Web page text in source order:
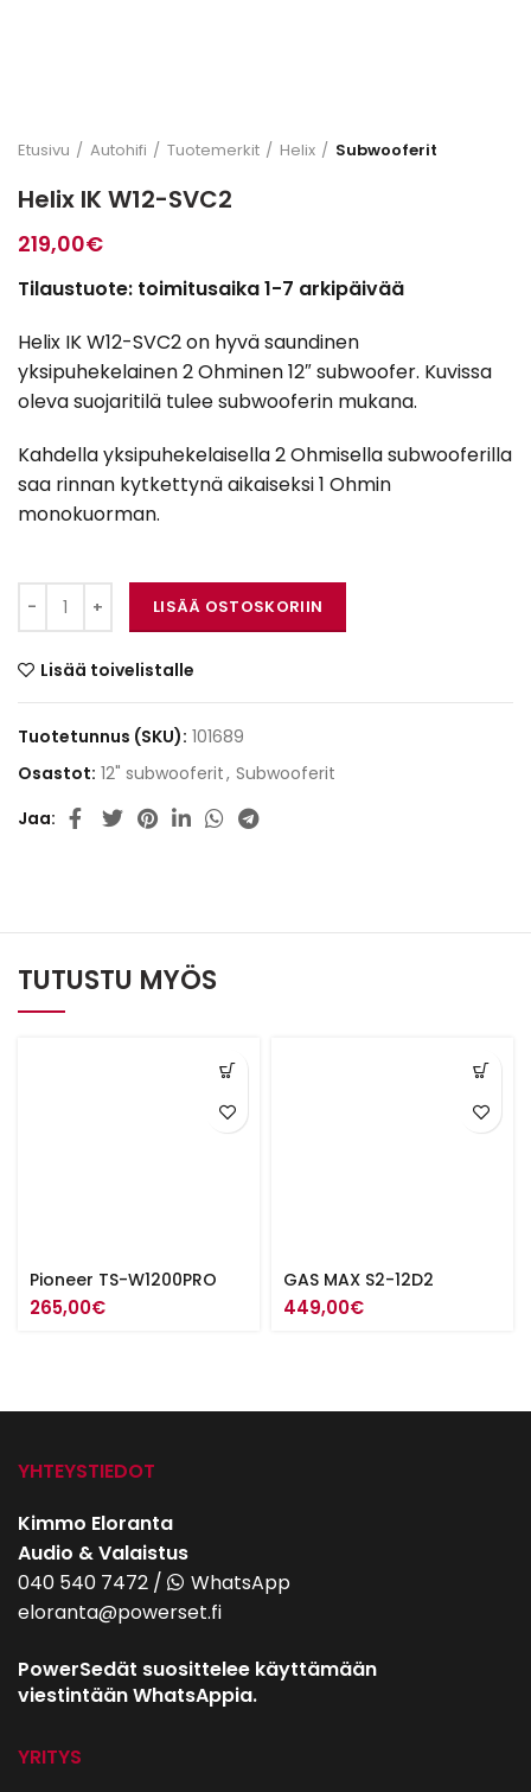
Etusivu Autohifi Tuotemerkit Helix Subwooferit
Helix IK W12-SVC2
219,00€
Tilaustuote: toimitusaika 1-7 arkipäivää
Helix IK W12-SVC2 on hyvä saundinen
yksipuhekelainen 2 Ohminen 12″ subwoofer. Kuvissa
oleva suojaritilä tulee subwooferin mukana.
Kahdella yksipuhekelaisella 2 Ohmisella subwooferilla
saa rinnan kytkettynä aikaiseksi 1 Ohmin
monokuorman.
Helix IK W12-SVC2 määrä
LISÄÄ OSTOSKORIIN
Lisää toivelistalle
Tuotetunnus (SKU): 101689
Osastot: 12" subwooferit, Subwooferit
Jaa
TUTUSTU MYÖS
Pioneer TS-W1200PRO
265,00€
GAS MAX S2-12D2
449,00€
YHTEYSTIEDOT
Kimmo Eloranta
Audio & Valaistus
040 540 7472 /
WhatsApp
eloranta@powerset.fi
PowerSedät suosittelee käyttämään
viestintään WhatsAppia.
YRITYS